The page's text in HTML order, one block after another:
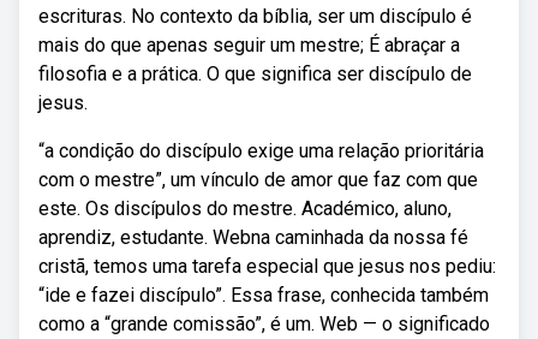
escrituras. No contexto da bíblia, ser um discípulo é
mais do que apenas seguir um mestre; É abraçar a
filosofia e a prática. O que significa ser discípulo de
jesus.
“a condição do discípulo exige uma relação prioritária
com o mestre”, um vínculo de amor que faz com que
este. Os discípulos do mestre. Académico, aluno,
aprendiz, estudante. Webna caminhada da nossa fé
cristã, temos uma tarefa especial que jesus nos pediu:
“ide e fazei discípulo”. Essa frase, conhecida também
como a “grande comissão”, é um. Web — o significado